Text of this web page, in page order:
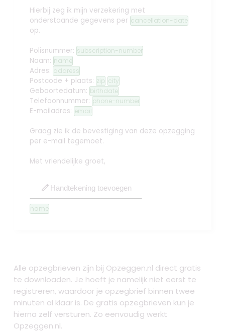
Hierbij zeg ik mijn verzekering met
onderstaande gegevens per cancellation-date
op.
Polisnummer: subscription-number
Naam: name
Adres: address
Postcode + plaats: zip city
Geboortedatum: birthdate
Telefoonnummer: phone-number
E-mailadres: email
Graag zie ik de bevestiging van deze opzegging
per e-mail tegemoet.
Met vriendelijke groet,
edit Handtekening toevoegen
name
Alle opzegbrieven zijn bij Opzeggen.nl direct gratis
te downloaden. Je hoeft je namelijk niet eerst te
registreren, waardoor je opzegbrief binnen twee
minuten al klaar is. De gratis opzegbrieven kun je
hierna zelf versturen. Zo eenvoudig werkt
Opzeggen.nl.